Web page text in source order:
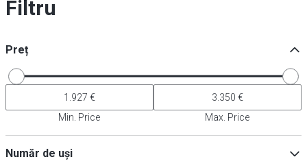
Filtru
Preț
Min. Price Max. Price
Număr de uși